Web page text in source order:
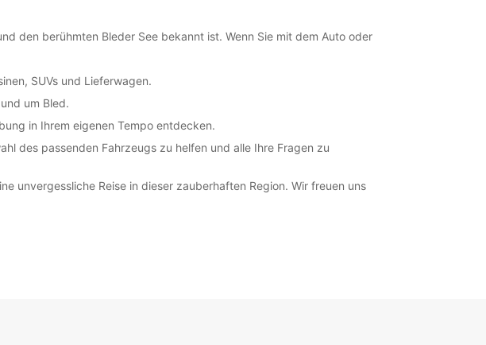
Die Öffnungszeiten können aufgrund von gesetzlichen
den berühmten Bleder See bekannt ist. Wenn Sie mit dem Auto oder
SUVs und Lieferwagen.
um Bled.
in Ihrem eigenen Tempo entdecken.
des passenden Fahrzeugs zu helfen und alle Ihre Fragen zu
unvergessliche Reise in dieser zauberhaften Region. Wir freuen uns